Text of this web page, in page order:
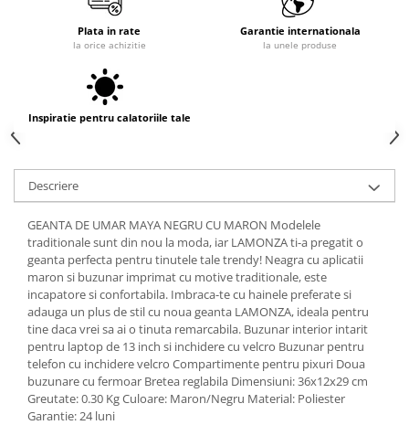
Plata in rate
la orice achizitie
Garantie internationala
la unele produse
Inspiratie pentru calatoriile tale
Descriere
GEANTA DE UMAR MAYA NEGRU CU MARON Modelele
traditionale sunt din nou la moda, iar LAMONZA ti-a pregatit o
geanta perfecta pentru tinutele tale trendy! Neagra cu aplicatii
maron si buzunar imprimat cu motive traditionale, este
incapatore si confortabila. Imbraca-te cu hainele preferate si
adauga un plus de stil cu noua geanta LAMONZA, ideala pentru
tine daca vrei sa ai o tinuta remarcabila. Buzunar interior intarit
pentru laptop de 13 inch si inchidere cu velcro Buzunar pentru
telefon cu inchidere velcro Compartimente pentru pixuri Doua
buzunare cu fermoar Bretea reglabila Dimensiuni: 36x12x29 cm
Greutate: 0.30 Kg Culoare: Maron/Negru Material: Poliester
Garantie: 24 luni